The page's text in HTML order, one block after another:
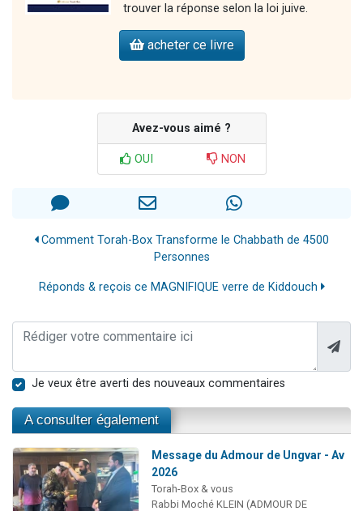
trouver la réponse selon la loi juive.
acheter ce livre
Avez-vous aimé ?
OUI NON
Comment Torah-Box Transforme le Chabbath de 4500
Personnes
Réponds & reçois ce MAGNIFIQUE verre de Kiddouch
Je veux être averti des nouveaux commentaires
A consulter également
Message du Admour de Ungvar - Av
2026
Torah-Box & vous
Rabbi Moché KLEIN (ADMOUR DE